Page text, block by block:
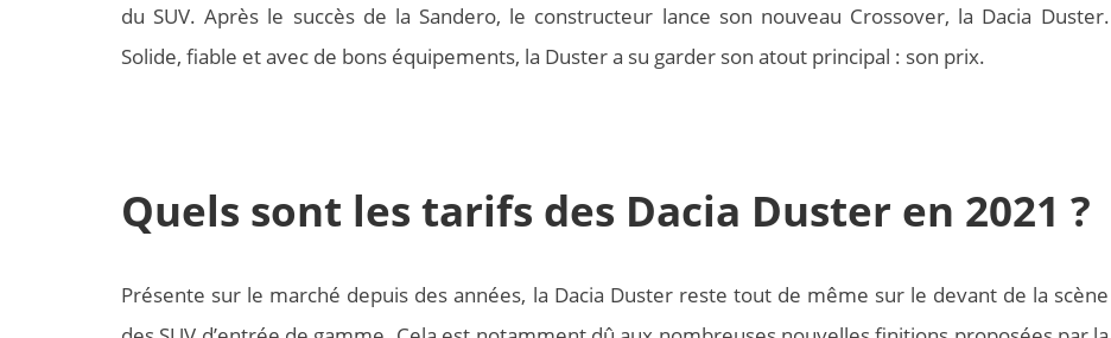
du SUV. Après le succès de la Sandero, le constructeur lance son nouveau Crossover, la Dacia Duster.
Solide, fiable et avec de bons équipements, la Duster a su garder son atout principal : son prix.
Quels sont les tarifs des Dacia Duster en 2021 ?
Présente sur le marché depuis des années, la Dacia Duster reste tout de même sur le devant de la scène